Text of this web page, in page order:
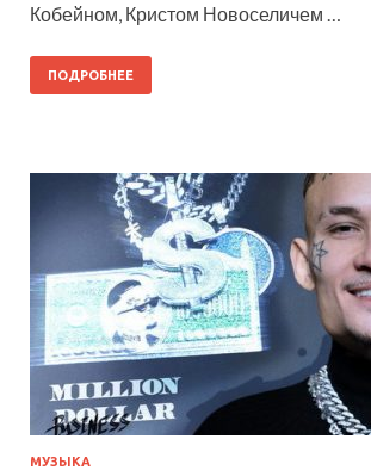
Кобейном, Кристом Новоселичем …
ПОДРОБНЕЕ
МУЗЫКА